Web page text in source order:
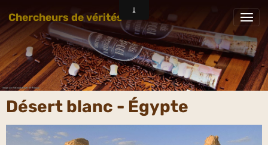
Chercheurs de vérités
Désert blanc - Égypte